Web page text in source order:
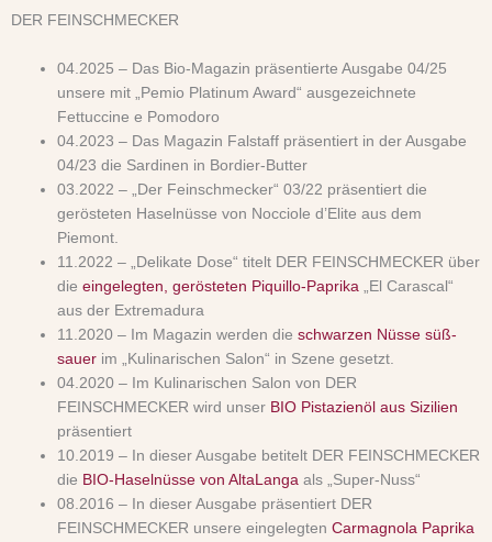
DER FEINSCHMECKER
04.2025 – Das Bio-Magazin präsentierte Ausgabe 04/25
unsere mit „Pemio Platinum Award“ ausgezeichnete
Fettuccine e Pomodoro
04.2023 – Das Magazin Falstaff präsentiert in der Ausgabe
04/23 die Sardinen in Bordier-Butter
03.2022 – „Der Feinschmecker“ 03/22 präsentiert die
gerösteten Haselnüsse von Nocciole d’Elite aus dem
Piemont.
11.2022 – „Delikate Dose“ titelt DER FEINSCHMECKER über
die eingelegten, gerösteten Piquillo-Paprika „El Carascal“
aus der Extremadura
11.2020 – Im Magazin werden die schwarzen Nüsse süß-
sauer im „Kulinarischen Salon“ in Szene gesetzt.
04.2020 – Im Kulinarischen Salon von DER
FEINSCHMECKER wird unser BIO Pistazienöl aus Sizilien
präsentiert
10.2019 – In dieser Ausgabe betitelt DER FEINSCHMECKER
die BIO-Haselnüsse von AltaLanga als „Super-Nuss“
08.2016 – In dieser Ausgabe präsentiert DER
FEINSCHMECKER unsere eingelegten Carmagnola Paprika